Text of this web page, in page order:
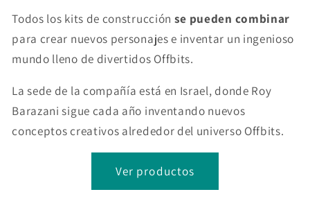
Todos los kits de construcción se pueden combinar
para crear nuevos personajes e inventar un ingenioso
mundo lleno de divertidos Offbits.
La sede de la compañía está en Israel, donde Roy
Barazani sigue cada año inventando nuevos
conceptos creativos alrededor del universo Offbits.
Ver productos